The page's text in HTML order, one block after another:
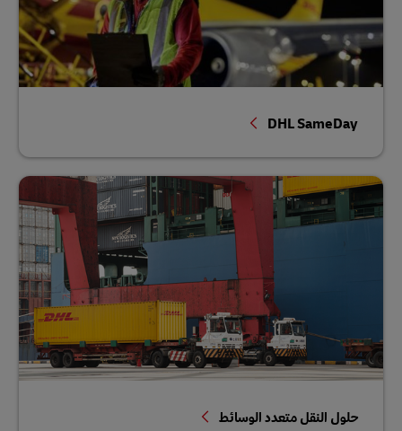
DHL SameDay
حلول النقل متعدد الوسائط